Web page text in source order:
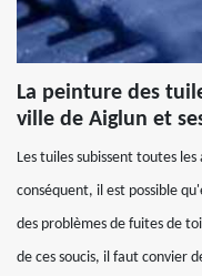
La peinture des
ville de Aiglun et
Les tuiles subissent toutes
conséquent, il est possible
des problèmes de fuites de
de ces soucis, il faut convier